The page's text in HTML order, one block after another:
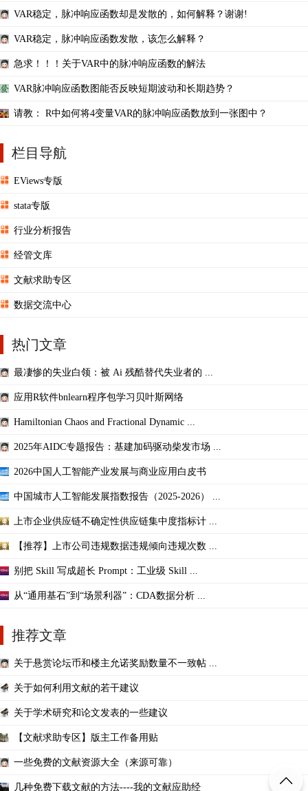
VAR稳定，脉冲响应函数却是发散的，如何解释？谢谢!
VAR稳定，脉冲响应函数发散，该怎么解释？
急求！！！关于VAR中的脉冲响应函数的解法
VAR脉冲响应函数图能否反映短期波动和长期趋势？
请教： R中如何将4变量VAR的脉冲响应函数放到一张图中？
栏目导航
EViews专版
stata专版
行业分析报告
经管文库
文献求助专区
数据交流中心
热门文章
最凄惨的失业白领：被 Ai 残酷替代失业者的 ...
应用R软件bnlearn程序包学习贝叶斯网络
Hamiltonian Chaos and Fractional Dynamic ...
2025年AIDC专题报告：基建加码驱动柴发市场 ...
2026中国人工智能产业发展与商业应用白皮书
中国城市人工智能发展指数报告（2025-2026） ...
上市企业供应链不确定性供应链集中度指标计 ...
【推荐】上市公司违规数据违规倾向违规次数 ...
别把 Skill 写成超长 Prompt：工业级 Skill ...
从“通用基石”到“场景利器”：CDA数据分析 ...
推荐文章
关于悬赏论坛币和楼主允诺奖励数量不一致帖 ...
关于如何利用文献的若干建议
关于学术研究和论文发表的一些建议
【文献求助专区】版主工作备用贴
一些免费的文献资源大全（来源可靠）
几种免费下载文献的方法----我的文献应助经